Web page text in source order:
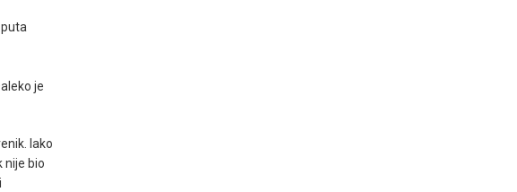
je
Iako
nije bio